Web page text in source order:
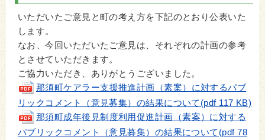
いただいたご意見と町の考え方を下記のとおり公表いた
します。
なお、今回いただいたご意見は、それぞれの計画の参考
とさせていただきます。
ご協力いただき、ありがとうございました。
那須町ケアラー支援推進計画（素案）に対するパブ
リックコメント（意見募集）の結果について(pdf 117 KB)
那須町成年後見制度利用促進計画（素案）に対する
パブリックコメント（意見募集）の結果について(pdf 78